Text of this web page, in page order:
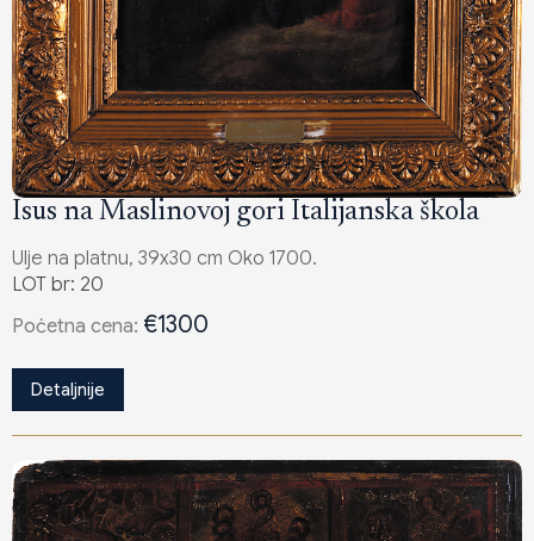
Isus na Maslinovoj gori Italijanska škola
Ulje na platnu, 39x30 cm Oko 1700.
LOT br: 20
Poċetna cena: €1300
Detaljnije